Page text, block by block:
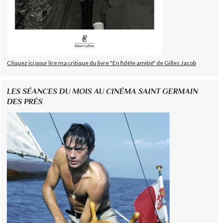
Cliquez ici pour lire ma critique du livre "En fidèle amitié" de Gilles Jacob
LES SÉANCES DU MOIS AU CINÉMA SAINT GERMAIN
DES PRÉS